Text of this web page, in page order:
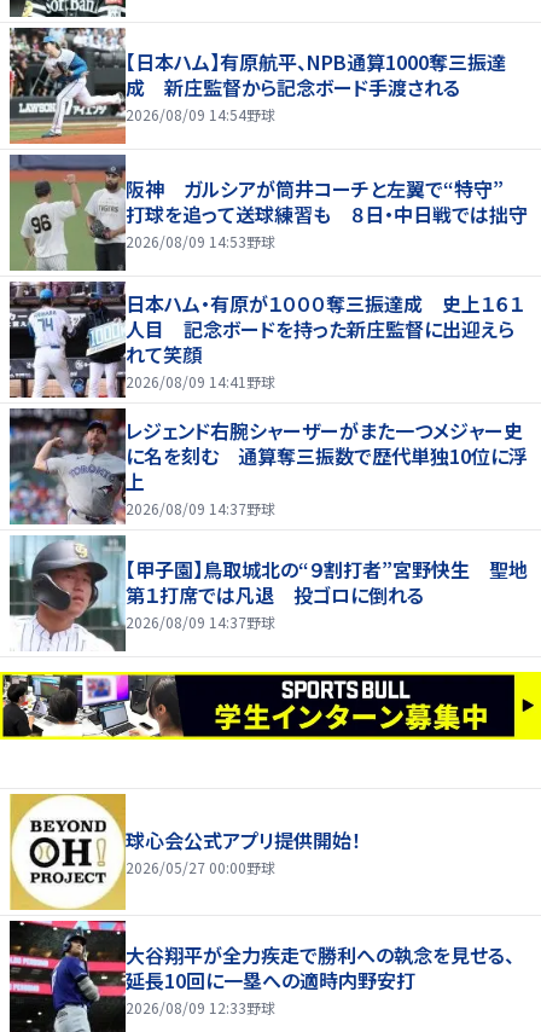
【日本ハム】有原航平、NPB通算1000奪三振達
成 新庄監督から記念ボード手渡される
2026/08/09 14:54野球
阪神 ガルシアが筒井コーチと左翼で“特守”
打球を追って送球練習も ８日・中日戦では拙守
2026/08/09 14:53野球
日本ハム・有原が１０００奪三振達成 史上１６１
人目 記念ボードを持った新庄監督に出迎えら
れて笑顔
2026/08/09 14:41 野球
レジェンド右腕シャーザーがまた一つメジャー史
に名を刻む 通算奪三振数で歴代単独10位に浮
上
2026/08/09 14:37野球
【甲子園】鳥取城北の“９割打者”宮野快生 聖地
第１打席では凡退 投ゴロに倒れる
2026/08/09 14:37野球
球心会公式アプリ提供開始！
2026/05/27 00:00野球
大谷翔平が全力疾走で勝利への執念を見せる、
延長10回に一塁への適時内野安打
2026/08/09 12:33野球